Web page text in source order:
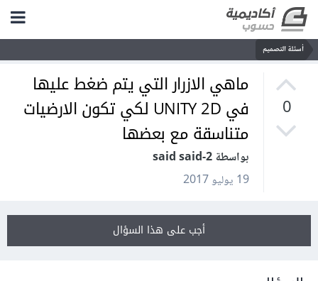
أسئلة التصميم
0
ماهي الازرار التي يتم ضغط عليها
في UNITY 2D لكي تكون الارضيات
متناسقة مع بعضها
بواسطة said said-2
19 يوليو 2017
أجب على هذا السؤال